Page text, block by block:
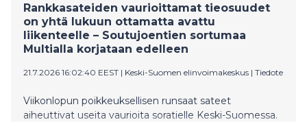
Rankkasateiden vaurioittamat tieosuudet
on yhtä lukuun ottamatta avattu
liikenteelle – Soutujoentien sortumaa
Multialla korjataan edelleen
21.7.2026 16:02:40 EEST | Keski-Suomen elinvoimakeskus | Tiedote
Viikonlopun poikkeuksellisen runsaat sateet
aiheuttivat useita vaurioita soratielle Keski-Suomessa.